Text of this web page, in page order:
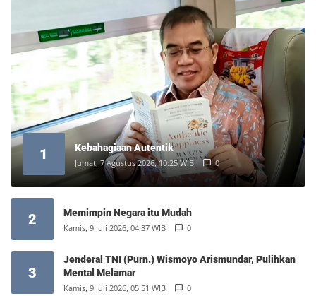
1 Kebahagiaan Autentik
Jumat, 7 Agustus 2026, 10:25 WIB 0
2 Memimpin Negara itu Mudah
Kamis, 9 Juli 2026, 04:37 WIB 0
3
Jenderal TNI (Purn.) Wismoyo Arismundar, Pulihkan
Mental Melamar
Kamis, 9 Juli 2026, 05:51 WIB 0